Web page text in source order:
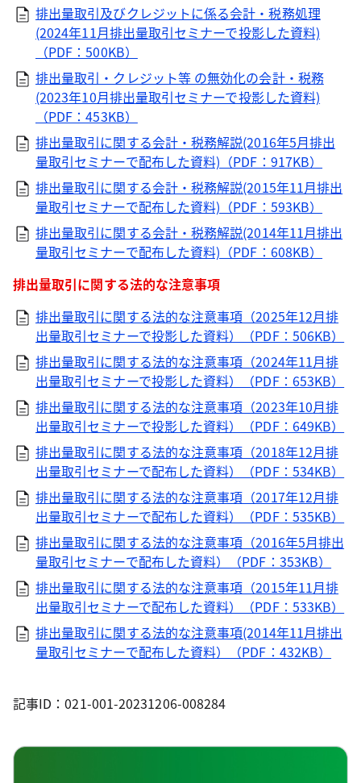
排出量取引及びクレジットに係る会計・税務処理
(2024年11月排出量取引セミナーで投影した資料)
（PDF：500KB）
排出量取引・クレジット等 の無効化の会計・税務
(2023年10月排出量取引セミナーで投影した資料)
（PDF：453KB）
排出量取引に関する会計・税務解説(2016年5月排出
量取引セミナーで配布した資料)（PDF：917KB）
排出量取引に関する会計・税務解説(2015年11月排出
量取引セミナーで配布した資料)（PDF：593KB）
排出量取引に関する会計・税務解説(2014年11月排出
量取引セミナーで配布した資料)（PDF：608KB）
排出量取引に関する法的な注意事項
排出量取引に関する法的な注意事項（2025年12月排
出量取引セミナーで投影した資料）（PDF：506KB）
排出量取引に関する法的な注意事項（2024年11月排
出量取引セミナーで投影した資料）（PDF：653KB）
排出量取引に関する法的な注意事項（2023年10月排
出量取引セミナーで投影した資料）（PDF：649KB）
排出量取引に関する法的な注意事項（2018年12月排
出量取引セミナーで配布した資料）（PDF：534KB）
排出量取引に関する法的な注意事項（2017年12月排
出量取引セミナーで配布した資料）（PDF：535KB）
排出量取引に関する法的な注意事項（2016年5月排出
量取引セミナーで配布した資料）（PDF：353KB）
排出量取引に関する法的な注意事項（2015年11月排
出量取引セミナーで配布した資料）（PDF：533KB）
排出量取引に関する法的な注意事項(2014年11月排出
量取引セミナーで配布した資料）（PDF：432KB）
記事ID：021-001-20231206-008284